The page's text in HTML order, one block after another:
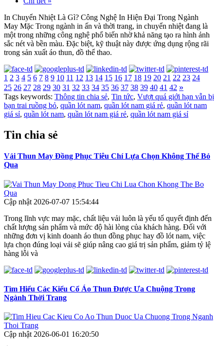
In Chuyển Nhiệt Là Gì? Công Nghệ In Hiện Đại Trong Ngành
May Mặc Trong ngành in ấn và thời trang, in chuyển nhiệt đang là
một trong những công nghệ phổ biến nhờ khả năng tạo ra hình ảnh
sắc nét và bền màu. Đặc biệt, kỹ thuật này được ứng dụng rộng rãi
trong sản xuất áo thun, đồ thể thao.
1 2 3 4 5 6 7 8 9 10 11 12 13 14 15 16 17 18 19 20 21 22 23 24
25 26 27 28 29 30 31 32 33 34 35 36 37 38 39 40 41 42 »
Tags keywords: Thông tin chia sẻ, Tin tức, Vượt quá giới hạn vẫn bị
bạn trai ruồng bỏ, quần lót nam, quần lót nam giá rẻ, quần lót nam
giá sỉ, quần lót nam, quần lót nam giá rẻ, quần lót nam giá sỉ
Tin chia sẻ
Vải Thun May Đồng Phục Tiêu Chí Lựa Chọn Không Thể Bỏ
Qua
Cập nhật 2026-07-07 15:54:44
Trong lĩnh vực may mặc, chất liệu vải luôn là yếu tố quyết định đến
chất lượng sản phẩm và mức độ hài lòng của khách hàng. Đối với
những đơn vị kinh doanh áo thun đồng phục hay đồ lót nam, việc
lựa chọn đúng loại vải sẽ giúp nâng cao giá trị sản phẩm, giảm tỷ lệ
hàng lỗi và
Tìm Hiểu Các Kiểu Cổ Áo Thun Được Ưa Chuộng Trong
Ngành Thời Trang
Cập nhật 2026-06-01 16:20:50